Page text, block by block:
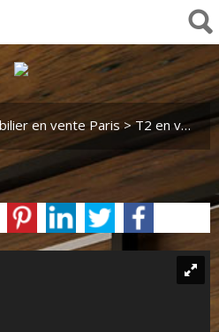
en vente Paris >T2 en vente Paris